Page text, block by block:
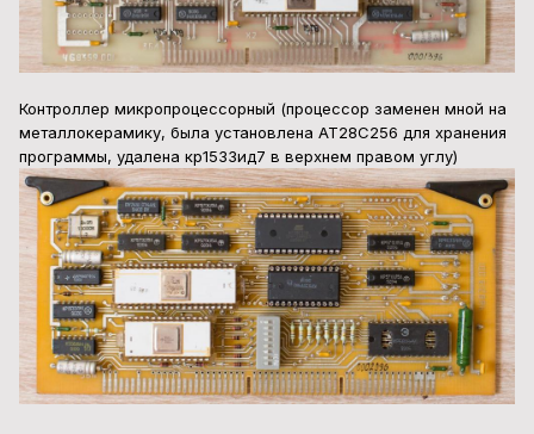
Контроллер микропроцессорный (процессор заменен мной на
металлокерамику, была установлена AT28C256 для хранения
программы, удалена кр1533ид7 в верхнем правом углу)